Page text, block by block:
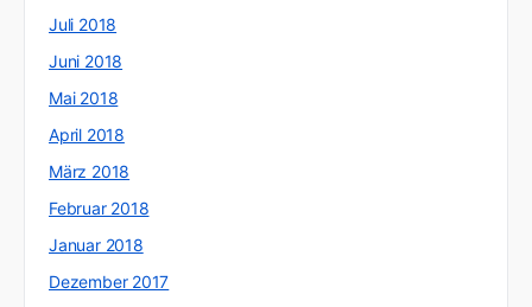
Juli 2018
Juni 2018
Mai 2018
April 2018
März 2018
Februar 2018
Januar 2018
Dezember 2017